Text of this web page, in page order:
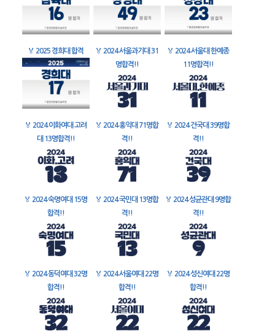
🏅 2025 경희대 합격 🏅 2024 서울과기대 31
명합격!!
🏅 2024 서울대 한예종
11명합격!!
🏅 2024 이화여대 고려
대 13명합격!!
🏅 2024 홍익대 71명합
격!!
🏅 2024 건국대 39명합
격!!
🏅 2024 숙명여대 15명
합격!!
🏅 2024 국민대 13명합
격!!
🏅 2024 성균관대 9명합
격!!
🏅 2024 동덕여대 32명
합격!!
🏅 2024 서울여대 22명
합격!!
🏅 2024 성신여대 22명
합격!!